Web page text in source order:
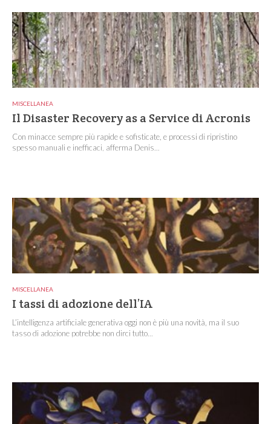
MISCELLANEA
Il Disaster Recovery as a Service di Acronis
Con minacce sempre più rapide e sofisticate, e processi di ripristino
spesso manuali e inefficaci, afferma Denis...
MISCELLANEA
I tassi di adozione dell’IA
L’intelligenza artificiale generativa oggi non è più una novità, ma il suo
tasso di adozione potrebbe non dirci tutto...